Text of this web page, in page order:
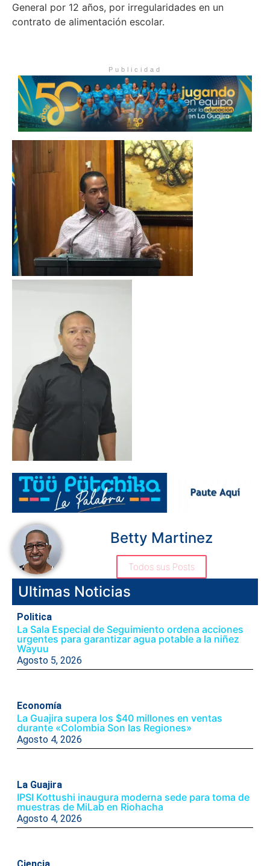
General por 12 años, por irregularidades en un
contrato de alimentación escolar.‬
Publicidad
Betty Martinez
Todos sus Posts
Ultimas Noticias
Politica
La Sala Especial de Seguimiento ordena acciones
urgentes para garantizar agua potable a la niñez
Wayuu
Agosto 5, 2026
Economía
La Guajira supera los $40 millones en ventas
durante «Colombia Son las Regiones»
Agosto 4, 2026
La Guajira
IPSI Kottushi inaugura moderna sede para toma de
muestras de MiLab en Riohacha
Agosto 4, 2026